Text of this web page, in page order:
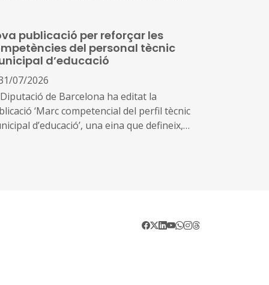
resultats educatius en els centres
sostinguts amb fons públics de
publicació per reforçar les
del personal tècnic
d’educació
07/2026
de Barcelona ha editat la
‘Marc competencial del perfil tècnic
d’educació’, una eina que defineix,